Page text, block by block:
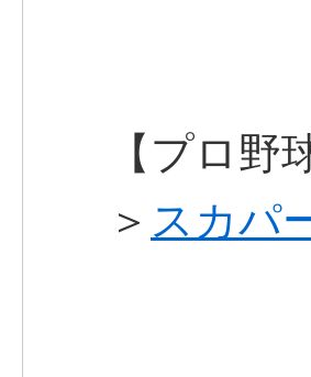
【プロ
＞ スカパ